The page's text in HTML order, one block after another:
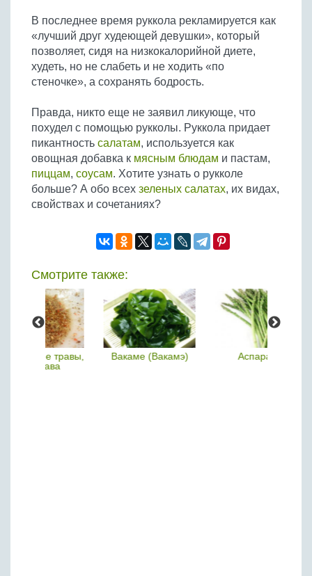
Крупы
В последнее время руккола рекламируется как
«лучший друг худеющей девушки», который
позволяет, сидя на низкокалорийной диете,
худеть, но не слабеть и не ходить «по
стеночке», а сохранять бодрость.
Правда, никто еще не заявил ликующе, что
похудел с помощью рукколы. Руккола придает
пикантность салатам, используется как
овощная добавка к мясным блюдам и пастам,
пиццам, соусам. Хотите узнать о рукколе
больше? А обо всех зеленых салатах, их видах,
свойствах и сочетаниях?
Смотрите также:
Вакаме (Вакамэ) Аспарагус Чабер